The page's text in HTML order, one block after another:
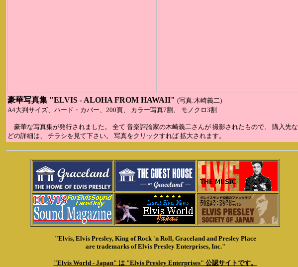
豪華写真集 "ELVIS - ALOHA FROM HAWAII" (写真:木崎義二)
A4大判サイズ、ハード・カバー、200頁、 カラー写真7割、 モノクロ3割
豪華な写真集が発行されました。 全て 音楽評論家の木崎義二さんが 撮影されたもので、 購入先な
どの詳細は、 チラシを見て下さい。 写真をクリックすれば 拡大されます。
"Elvis, Elvis Presley, King of Rock 'n Roll, Graceland and Presley Place
are trademarks of Elvis Presley Enterprises, Inc."
"Elvis World - Japan" は "Elvis Presley Enterprises" 公認サイトです。